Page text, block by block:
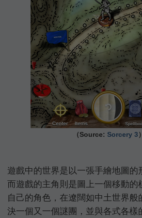
（Source: Sorcery 3）
遊戲中的世界是以一張手繪地圖的
而遊戲的主角則是圖上一個移動的
自己的角色，在遼闊如中土世界般
決一個又一個謎團，並與各式各樣